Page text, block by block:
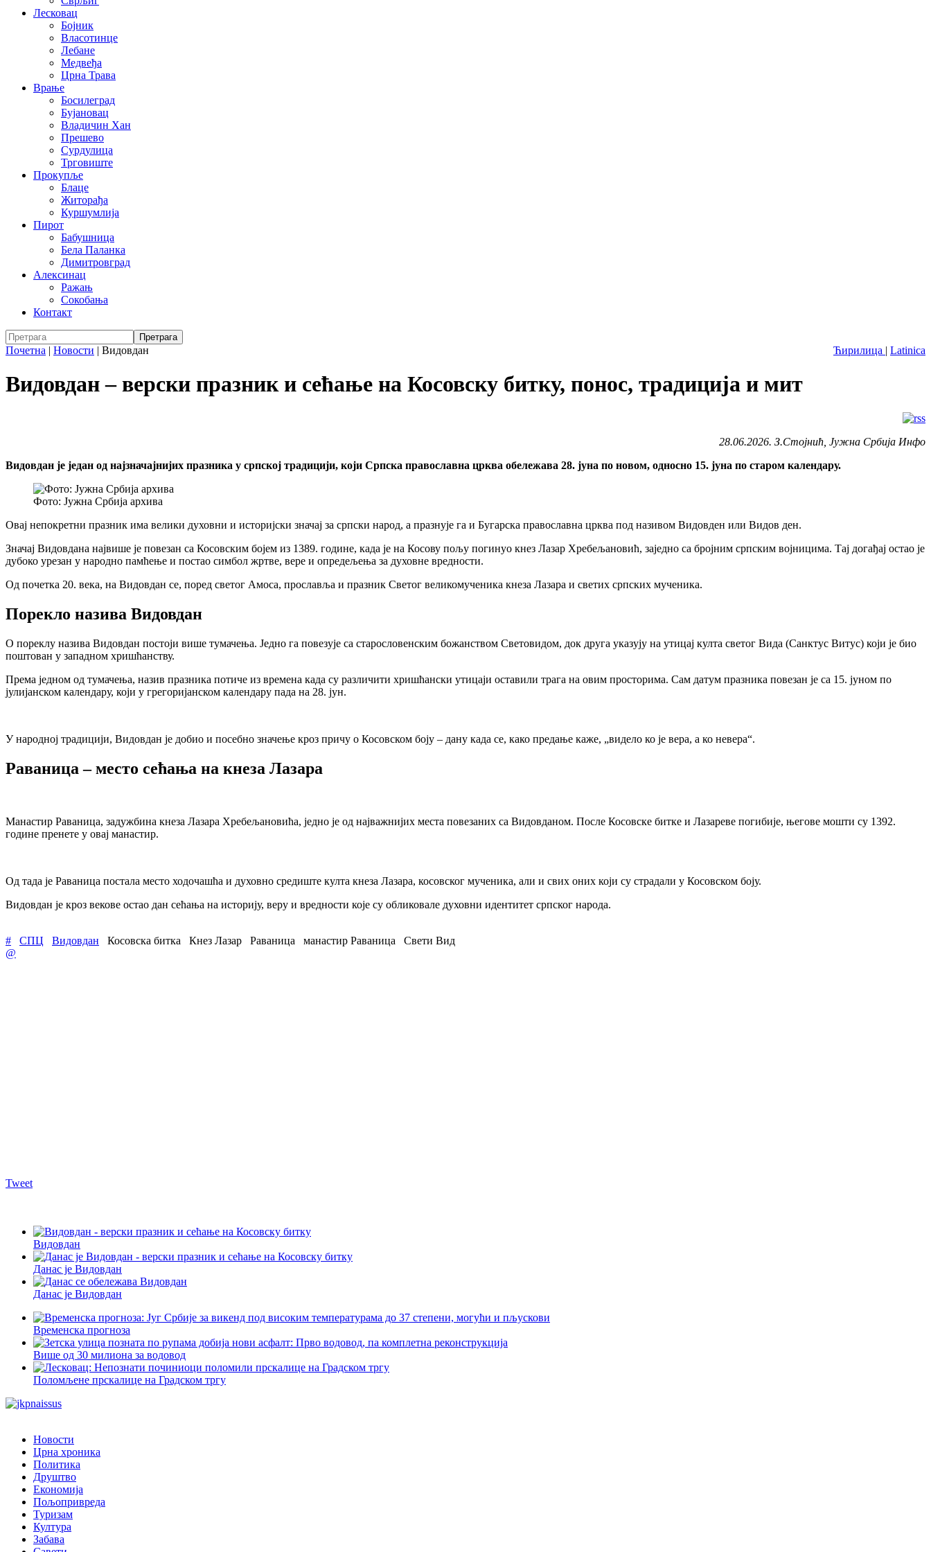
Лесковац
Бојник
Власотинце
Лебане
Медвеђа
Црна Трава
Врање
Босилеград
Бујановац
Владичин Хан
Прешево
Сурдулица
Трговиште
Прокупље
Блаце
Житорађа
Куршумлија
Пирот
Бабушница
Бела Паланка
Димитровград
Алексинац
Ражањ
Сокобања
Контакт
Ћирилица | Latinica
Почетна | Новости | Видовдан
Видовдан – верски празник и сећање на Косовску битку, понос, традиција и мит
28.06.2026. З.Стојнић, Јужна Србија Инфо
Видовдан је један од најзначајнијих празника у српској традицији, који Српска православна црква обележава 28. јуна по новом, односно 15. јуна по старом календару.
Фото: Јужна Србија архива
Овај непокретни празник има велики духовни и историјски значај за српски народ, а празнује га и Бугарска православна црква под називом Видовден или Видов ден.
Значај Видовдана највише је повезан са Косовским бојем из 1389. године, када је на Косову пољу погинуо кнез Лазар Хребељановић, заједно са бројним српским војницима. Тај догађај остао је
дубоко урезан у народно памћење и постао симбол жртве, вере и опредељења за духовне вредности.
Од почетка 20. века, на Видовдан се, поред светог Амоса, прославља и празник Светог великомученика кнеза Лазара и светих српских мученика.
Порекло назива Видовдан
О пореклу назива Видовдан постоји више тумачења. Једно га повезује са старословенским божанством Световидом, док друга указују на утицај култа светог Вида (Санктус Витус) који је био
поштован у западном хришћанству.
Према једном од тумачења, назив празника потиче из времена када су различити хришћански утицаји оставили трага на овим просторима. Сам датум празника повезан је са 15. јуном по
јулијанском календару, који у грегоријанском календару пада на 28. јун.
У народној традицији, Видовдан је добио и посебно значење кроз причу о Косовском боју – дану када се, како предање каже, „видело ко је вера, а ко невера“.
Раваница – место сећања на кнеза Лазара
Манастир Раваница, задужбина кнеза Лазара Хребељановића, једно је од најважнијих места повезаних са Видовданом. После Косовске битке и Лазареве погибије, његове мошти су 1392.
године пренете у овај манастир.
Од тада је Раваница постала место ходочашћа и духовно средиште култа кнеза Лазара, косовског мученика, али и свих оних који су страдали у Косовском боју.
Видовдан је кроз векове остао дан сећања на историју, веру и вредности које су обликовале духовни идентитет српског народа.
# СПЦ Видовдан Косовска битка Кнез Лазар Раваница манастир Раваница
Свети Вид
@
Tweet
Видовдан
Данас је Видовдан
Данас је Видовдан
Временска прогноза
Више од 30 милиона за водовод
Поломљене прскалице на Градском тргу
Новости
Црна хроника
Политика
Друштво
Економија
Пољопривреда
Туризам
Култура
Забава